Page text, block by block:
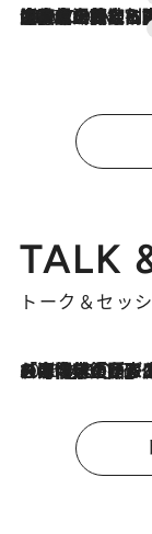
2026.7.10
NEW OPEN！【界 草津】名湯の地に誕生。趣の異なる2種の温泉と上州ならではの会席・蕎麦割烹など美食を味わう究極の癒やし旅
TALK
トーク＆セッ
2026.8.3
「今後値上げがあるとすれば…」「リスクがあるのは今年の冬」エネルギー専門家が語る、ホルムズ海峡封鎖が家庭にもたらす“ある心配”